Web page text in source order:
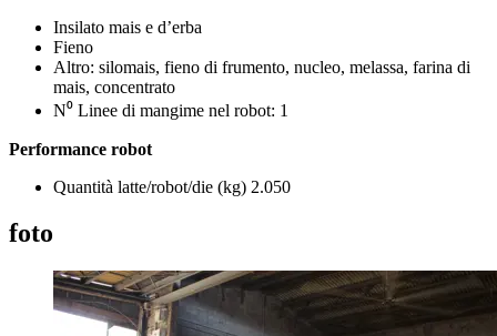
Insilato mais e d’erba
Fieno
Altro: silomais, fieno di frumento, nucleo, melassa, farina di
mais, concentrato
N⁰ Linee di mangime nel robot: 1
Performance robot
Quantità latte/robot/die (kg) 2.050
foto